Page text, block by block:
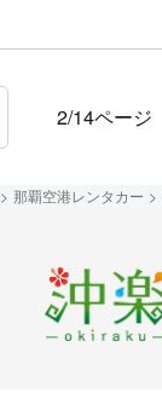
2/14ページ
那覇空港レンタカー